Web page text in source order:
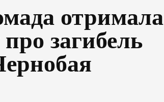
отримала
про загибель